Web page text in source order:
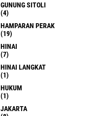
GUNUNG SITOLI
(4)
HAMPARAN PERAK
(19)
HINAI
(7)
HINAI LANGKAT
(1)
HUKUM
(1)
JAKARTA